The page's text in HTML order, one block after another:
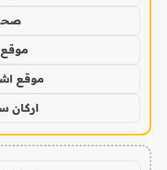
موقع
اركان